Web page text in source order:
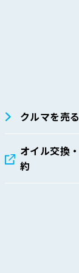
ため、「関係法
棄等の段階ごと
整備
程に従った運用
手段の整備
クルマを売る
オイル交換
約